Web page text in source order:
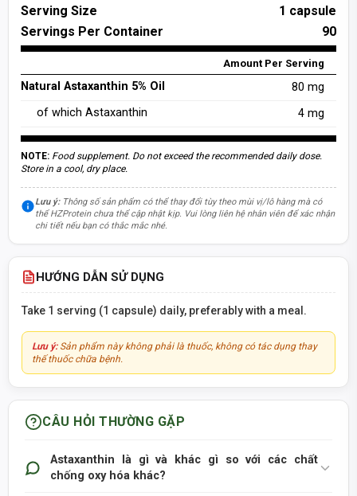
Serving Size
1 capsule
Servings Per Container
90
Amount Per Serving
Natural Astaxanthin 5% Oil
80 mg
of which Astaxanthin
4 mg
NOTE: Food supplement. Do not exceed the recommended daily dose.
Store in a cool, dry place.
Lưu ý:Thông số sản phẩm có thể thay đổi tùy theo mùi vị/lô hàng mà có
thể HZProtein chưa thể cập nhật kịp. Vui lòng liên hệ nhân viên để xác nhận
chi tiết nếu bạn có thắc mắc nhé.
HƯỚNG DẪN SỬ DỤNG
Take 1 serving (1 capsule) daily, preferably with a meal.
Lưu ý: Sản phẩm này không phải là thuốc, không có tác dụng thay
thế thuốc chữa bệnh.
CÂU HỎI THƯỜNG GẶP
Astaxanthin là gì và khác gì so với các chất
chống oxy hóa khác?